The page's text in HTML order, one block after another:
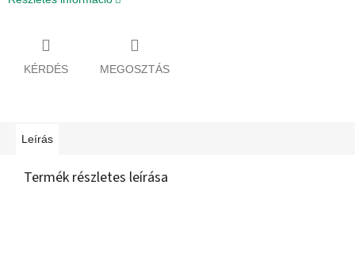
KÉRDÉS MEGOSZTÁS
Leírás
Termék részletes leírása